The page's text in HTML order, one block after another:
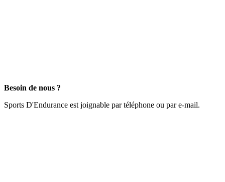
Besoin de nous ?
Sports D'Endurance est joignable par téléphone ou par e-mail.